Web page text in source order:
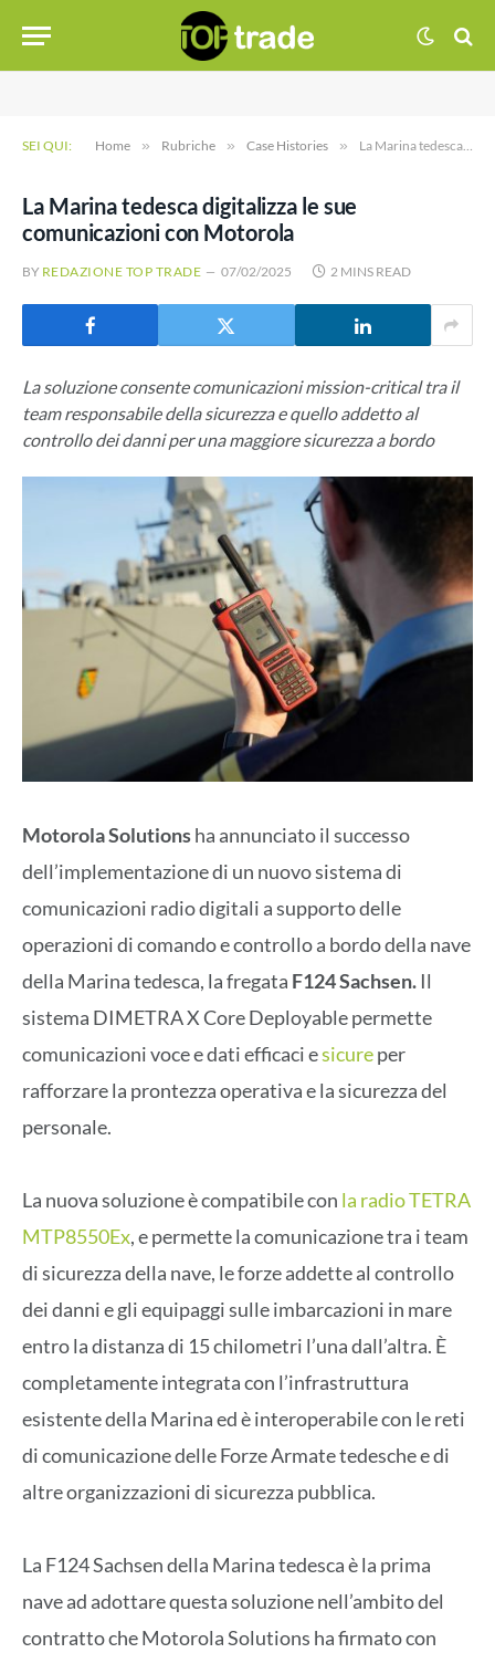
SEI QUI: Home » Rubriche » Case Histories » La Marina tedesca digitalizza le sue comunicazioni con Motorola
La Marina tedesca digitalizza le sue
comunicazioni con Motorola
BY REDAZIONE TOP TRADE 07/02/2025 2 MINS READ
La soluzione consente comunicazioni mission-critical tra il
team responsabile della sicurezza e quello addetto al
controllo dei danni per una maggiore sicurezza a bordo
Motorola Solutionsha annunciato il successo
dell’implementazione di un nuovo sistema di
comunicazioni radio digitali a supporto delle
operazioni di comando e controllo a bordo della nave
della Marina tedesca, la fregata F124 Sachsen. Il
sistema DIMETRA X Core Deployable permette
comunicazioni voce e dati efficaci esicureper
rafforzare la prontezza operativa e la sicurezza del
personale.
La nuova soluzione è compatibile con la radio TETRA
MTP8550Ex, e permette la comunicazione tra i team
di sicurezza della nave, le forze addette al controllo
dei danni e gli equipaggi sulle imbarcazioni in mare
entro la distanza di 15 chilometri l’una dall’altra. È
completamente integrata con l’infrastruttura
esistente della Marina ed è interoperabile con le reti
di comunicazione delle Forze Armate tedesche e di
altre organizzazioni di sicurezza pubblica.
La F124 Sachsen della Marina tedesca è la prima
nave ad adottare questa soluzione nell’ambito del
contratto che Motorola Solutions ha firmato con